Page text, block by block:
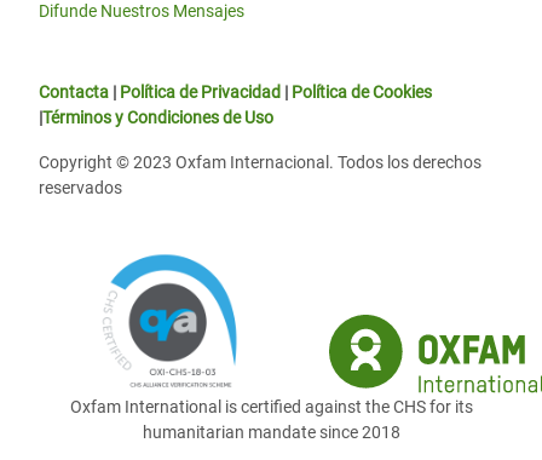
Difunde Nuestros Mensajes
Contacta | Política de Privacidad | Política de Cookies
|Términos y Condiciones de Uso
Copyright © 2023 Oxfam Internacional. Todos los derechos
reservados
Oxfam International is certified against the CHS for its
humanitarian mandate since 2018